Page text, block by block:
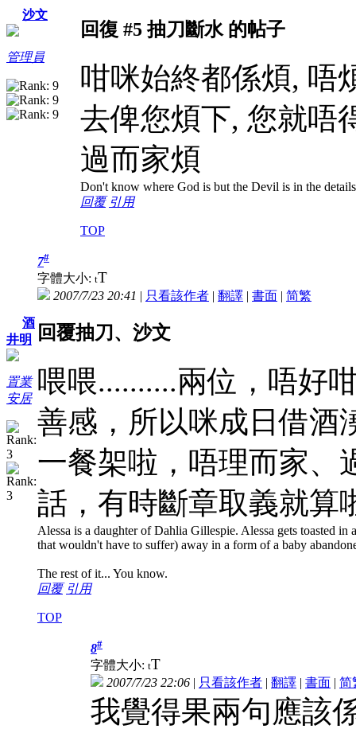
沙文
管理員
回復 #5 抽刀斷水 的帖子
咁咪始終都係煩, 唔
去俾您煩下, 您就唔
過而家煩
Don't know where God is but the Devil is in the details
回覆 引用
TOP
酒
井明
置業
安居
7#
字體大小: tT
2007/7/23 20:41 | 只看該作者 | 翻譯 | 書面 | 简繁
回覆抽刀、沙文
喂喂..........兩位，唔好
善感，所以咪成日借酒
一餐架啦，唔理而家、
話，有時斷章取義就算
Alessa is a daughter of Dahlia Gillespie. Alessa gets toasted
that wouldn't have to suffer) away in a form of a baby
The rest of it... You know.
回覆 引用
TOP
8#
字體大小: tT
2007/7/23 22:06 | 只看該作者 | 翻譯 | 書面 | 简
我覺得果兩句應該